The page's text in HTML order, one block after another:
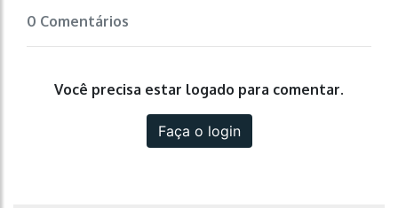
0 Comentários
Você precisa estar logado para comentar.
Faça o login